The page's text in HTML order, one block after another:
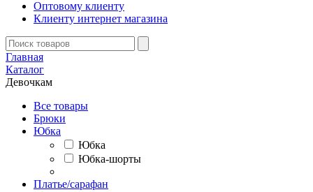
Оптовому клиенту
Клиенту интернет магазина
Главная
Каталог
Девочкам
Все товары
Брюки
Юбка
Юбка
Юбка-шорты
Платье/сарафан